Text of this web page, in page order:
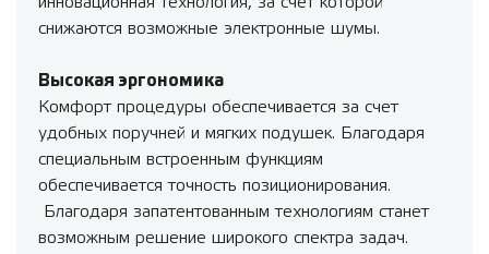
снижаются возможные электронные шумы.
Высокая эргономика
Комфорт процедуры обеспечивается за счет
удобных поручней и мягких подушек. Благодаря
специальным встроенным функциям
обеспечивается точность позиционирования.
Благодаря запатентованным технологиям станет
возможным решение широкого спектра задач.